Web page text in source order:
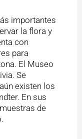
importantes
la flora y
con
para
El Museo
Se
existen los
En sus
de